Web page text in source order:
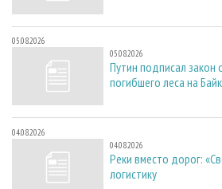
05.08.2026
05.08.2026
Путин подписал закон
погибшего леса на
04.08.2026
04.08.2026
Реки вместо дорог:
логистику